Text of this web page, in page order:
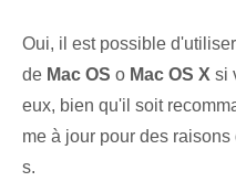
Oui, il est possible
de Mac OS o Mac OS X si
eux, bien qu'il soit
me à jour pour des
s.